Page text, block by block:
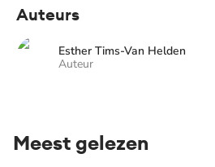
Auteurs
Esther Tims-Van Helden
Auteur
Meest gelezen